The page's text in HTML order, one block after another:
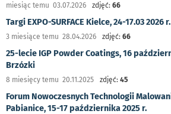
miesiąc temu 03.07.2026 zdjęć: 66
Targi EXPO-SURFACE Kielce, 24-17.03 2026 r.
3 miesiące temu 28.04.2026 zdjęć: 66
25-lecie IGP Powder Coatings, 16
Brzózki
8 miesięcy temu 20.11.2025 zdjęć: 45
Forum Nowoczesnych Technologii
Pabianice, 15-17 października 2025 r.